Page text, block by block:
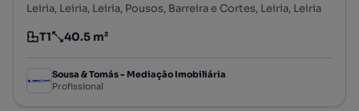
Leiria, Leiria, Leiria, Pousos, Barreira e Cortes, Leiria, Leiria
Tipologia
T1
Preço por metro quadrado
40.5 m²
Sousa & Tomás - Mediação Imobiliária
Profissional